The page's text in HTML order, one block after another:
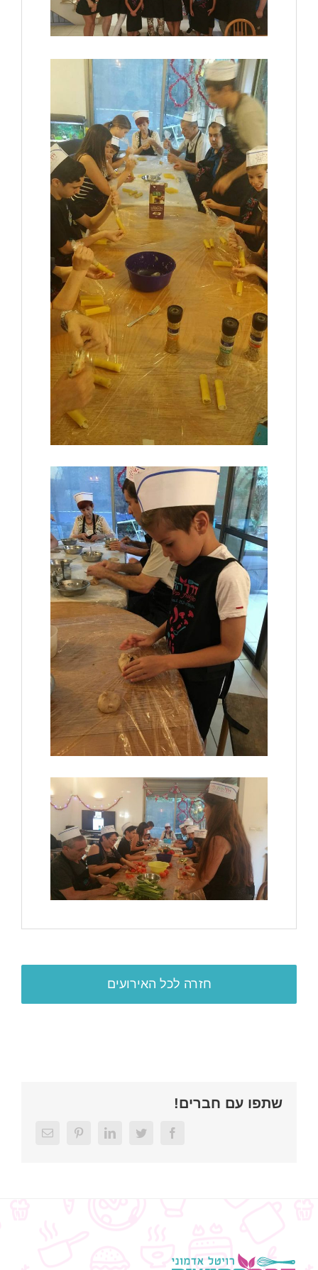
חזרה לכל האירועים
שתפו עם חברים!
Facebook
Twitter
LinkedIn
Pinterest
Email